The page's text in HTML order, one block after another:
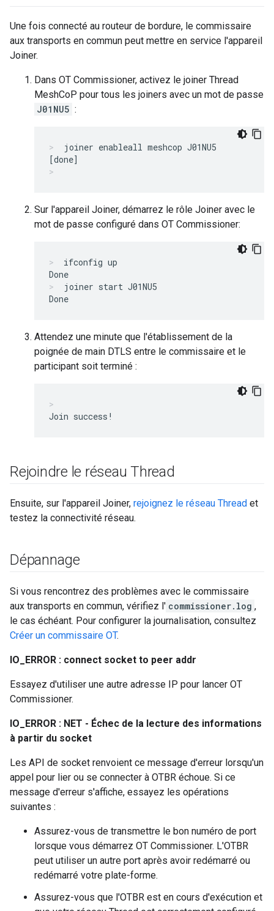
Une fois connecté au routeur de bordure, le commissaire
aux transports en commun peut mettre en service l'appareil
Joiner.
Dans OT Commissioner, activez le joiner Thread
MeshCoP pour tous les joiners avec un mot de passe
J01NU5 :
joiner enableall meshcop J01NU5
Sur l'appareil Joiner, démarrez le rôle Joiner avec le
mot de passe configuré dans OT Commissioner:
ifconfig up
joiner start J01NU5
Attendez une minute que l'établissement de la
poignée de main DTLS entre le commissaire et le
participant soit terminé :
Rejoindre le réseau Thread
Ensuite, sur l'appareil Joiner, rejoignez le réseau Thread et
testez la connectivité réseau.
Dépannage
Si vous rencontrez des problèmes avec le commissaire
aux transports en commun, vérifiez l' commissioner.log ,
le cas échéant. Pour configurer la journalisation, consultez
Créer un commissaire OT.
IO_ERROR : connect socket to peer addr
Essayez d'utiliser une autre adresse IP pour lancer OT
Commissioner.
IO_ERROR : NET - Échec de la lecture des informations
à partir du socket
Les API de socket renvoient ce message d'erreur lorsqu'un
appel pour lier ou se connecter à OTBR échoue. Si ce
message d'erreur s'affiche, essayez les opérations
suivantes :
Assurez-vous de transmettre le bon numéro de port
lorsque vous démarrez OT Commissioner. L'OTBR
peut utiliser un autre port après avoir redémarré ou
redémarré votre plate-forme.
Assurez-vous que l'OTBR est en cours d'exécution et